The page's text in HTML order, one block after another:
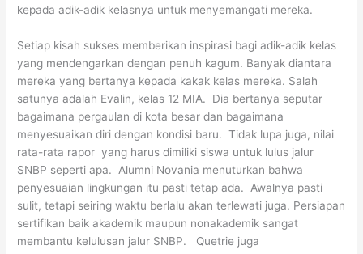
kepada adik-adik kelasnya untuk menyemangati mereka.
Setiap kisah sukses memberikan inspirasi bagi adik-adik kelas
yang mendengarkan dengan penuh kagum. Banyak diantara
mereka yang bertanya kepada kakak kelas mereka. Salah
satunya adalah Evalin, kelas 12 MIA. Dia bertanya seputar
bagaimana pergaulan di kota besar dan bagaimana
menyesuaikan diri dengan kondisi baru. Tidak lupa juga, nilai
rata-rata rapor yang harus dimiliki siswa untuk lulus jalur
SNBP seperti apa. Alumni Novania menuturkan bahwa
penyesuaian lingkungan itu pasti tetap ada. Awalnya pasti
sulit, tetapi seiring waktu berlalu akan terlewati juga. Persiapan
sertifikan baik akademik maupun nonakademik sangat
membantu kelulusan jalur SNBP. Quetrie juga